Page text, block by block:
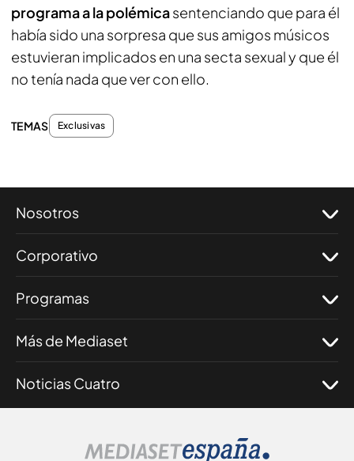
programa a la polémicasentenciando que para él
había sido una sorpresa que sus amigos músicos
estuvieran implicados en una secta sexual y que él
no tenía nada que ver con ello.
TEMAS Exclusivas
Nosotros
Corporativo
Programas
Más de Mediaset
Noticias Cuatro